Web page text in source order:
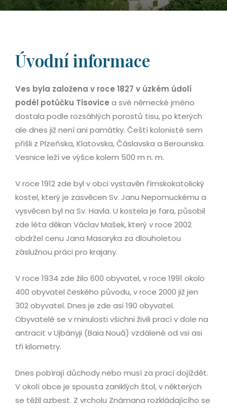
Úvodní informace
Ves byla založena v roce 1827 v úzkém údolí
podél potůčku Tisovice a své německé jméno
dostala podle rozsáhlých porostů tisu, po kterých
ale dnes již není ani památky. Čeští kolonisté sem
přišli z Plzeňska, Klatovska, Čáslavska a Berounska.
Vesnice leží ve výšce kolem 500 m n. m.
V roce 1912 zde byl v obci vystavěn římskokatolický
kostel, který je zasvěcen Sv. Janu Nepomuckému a
vysvěcen byl na Sv. Havla. U kostela je fara, působil
zde léta děkan Václav Mašek, který v roce 2002
obdržel cenu Jana Masaryka za dlouholetou
záslužnou práci pro krajany.
V roce 1934 zde žilo 600 obyvatel, v roce 1991 okolo
400 obyvatel českého původu, v roce 2000 již jen
302 obyvatel. Dnes je zde asi 190 obyvatel.
Obyvatelé se v minulosti všichni živili prací v dole na
antracit v Ujbányji (Baia Nouă) vzdálené od vsi asi
tři kilometry.
Dnes pobírají důchody nebo musí za prací dojíždět.
V okolí obce je spousta zaniklých štol, v některých
se těžil azbest. Z vrcholu Známana rozkládajícího se